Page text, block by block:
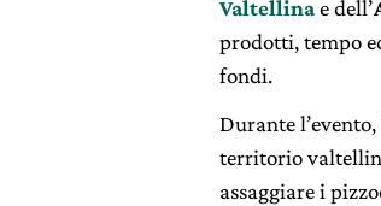
Valtellinae dell’
prodotti, tempo
fondi.
Durante
territorio
assaggiare i